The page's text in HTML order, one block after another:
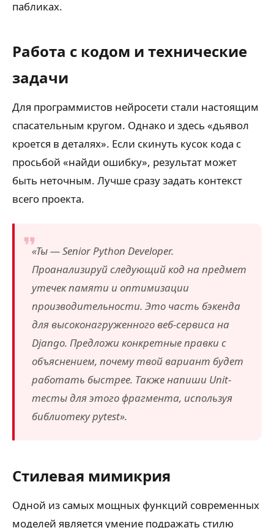
пабликах.
Работа с кодом и технические
задачи
Для программистов нейросети стали настоящим
спасательным кругом. Однако и здесь «дьявол
кроется в деталях». Если скинуть кусок кода с
просьбой «найди ошибку», результат может
быть неточным. Лучше сразу задать контекст
всего проекта.
«Ты — Senior Python Developer.
Проанализируй следующий код на предмет
утечек памяти и оптимизации
производительности. Это часть бэкенда
для высоконагруженного веб-сервиса на
Django. Предложи конкретные правки с
объяснением, почему твой вариант будет
работать быстрее. Также напиши Unit-
тесты для этого фрагмента, используя
библиотеку pytest».
Стилевая мимикрия
Одной из самых мощных функций современных
моделей является умение подражать стилю